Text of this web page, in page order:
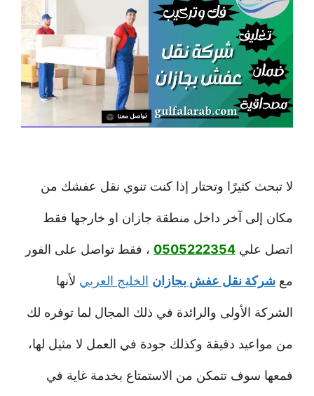
لا تبحث كثيرًا وتحتار إذا كنت تنوي نقل عفشك من
مكان إلى آخر داخل منطقة جازان او خارجها فقط
اتصل علي 0505222354 ، فقط تواصل على الفور
مع شركة نقل عفش بجازان الخليج العربي لأنها
الشركة الأولى والرائدة في ذلك المجال لما توفره لك
من مواعيد دقيقة وكذلك جودة في العمل لا مثيل لها،
فمعها سوف تتمكن من الاستمتاع بخدمة غاية في